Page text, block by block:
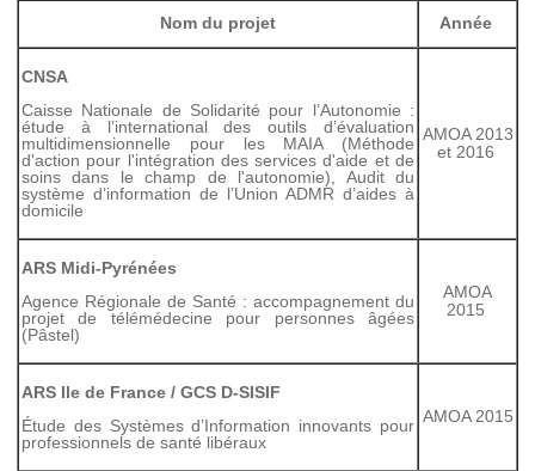
Nom du projet Année
CNSA
Caisse Nationale de Solidarité pour l’Autonomie :
étude à l’international des outils d’évaluation
multidimensionnelle pour les MAIA (Méthode
d'action pour l'intégration des services d'aide et de
soins dans le champ de l'autonomie), Audit du
système d’information de l’Union ADMR d’aides à
domicile
AMOA 2013
et 2016
ARS Midi-Pyrénées
Agence Régionale de Santé : accompagnement du
projet de télémédecine pour personnes âgées
(Pâstel)
AMOA
2015
ARS Ile de France / GCS D-SISIF
Étude des Systèmes d’Information innovants pour
professionnels de santé libéraux
AMOA 2015